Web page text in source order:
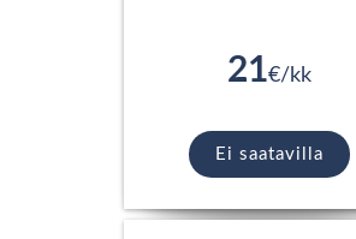
21€/kk
Ei saatavilla